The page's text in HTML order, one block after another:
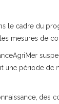
le cadre du
mesures de
période de